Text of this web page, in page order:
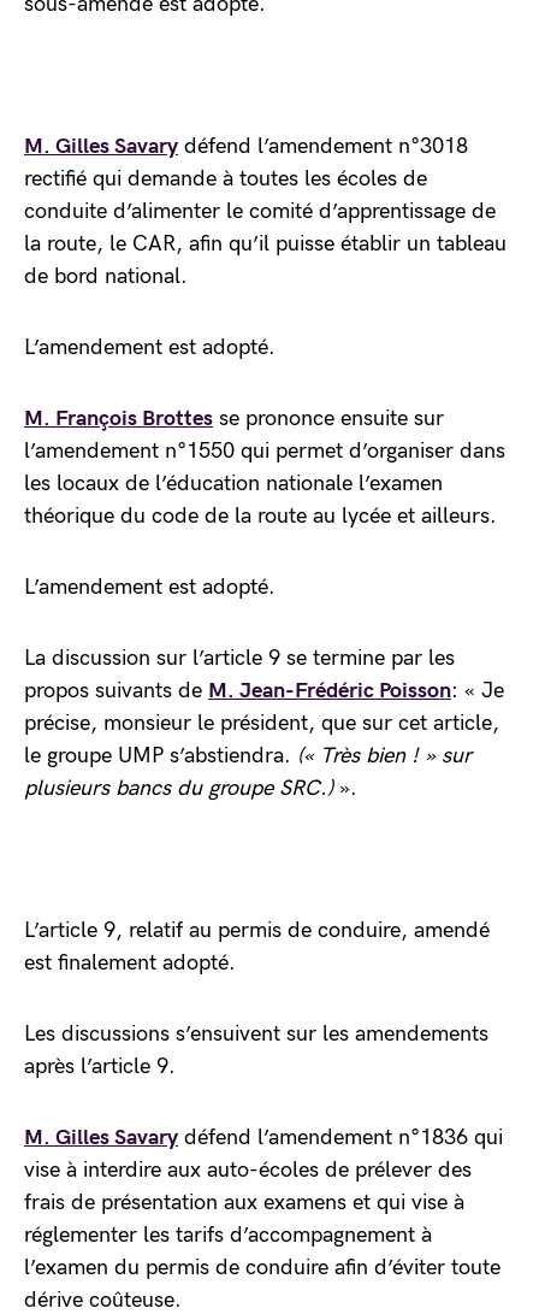
M. Gilles Savary défend l’amendement n°3018
rectifié qui demande à toutes les écoles de
conduite d’alimenter le comité d’apprentissage de
la route, le CAR, afin qu’il puisse établir un tableau
de bord national.
L’amendement est adopté.
M. François Brottes se prononce ensuite sur
l’amendement n°1550 qui permet d’organiser dans
les locaux de l’éducation nationale l’examen
théorique du code de la route au lycée et ailleurs.
L’amendement est adopté.
La discussion sur l’article 9 se termine par les
propos suivants de M. Jean-Frédéric Poisson: « Je
précise, monsieur le président, que sur cet article,
le groupe UMP s’abstiendra. (« Très bien ! » sur
plusieurs bancs du groupe SRC.)».
L’article 9, relatif au permis de conduire, amendé
est finalement adopté.
Les discussions s’ensuivent sur les amendements
après l’article 9.
M. Gilles Savary défend l’amendement n°1836 qui
vise à interdire aux auto-écoles de prélever des
frais de présentation aux examens et qui vise à
réglementer les tarifs d’accompagnement à
l’examen du permis de conduire afin d’éviter toute
dérive coûteuse.